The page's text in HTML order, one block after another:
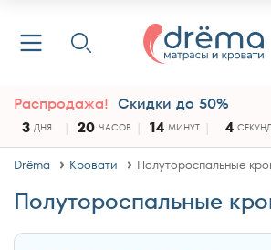
Распродажа! Скидки до 50%
3 ДНЯ 20 ЧАСОВ 14 МИНУТ 3
Drёma Кровати Полутороспальные
Полутороспальные